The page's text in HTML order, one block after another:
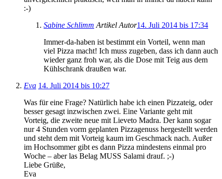
:-)
Sabine Schlimm Artikel Autor14. Juli 2014 bis 17:34
Immer-da-haben ist bestimmt ein Vorteil, wenn man
viel Pizza macht! Ich muss zugeben, dass ich dann auch
wieder ganz froh war, als die Dose mit Teig aus dem
Kühlschrank draußen war.
Eva 14. Juli 2014 bis 10:27
Was für eine Frage? Natürlich habe ich einen Pizzateig, oder
besser gesagt inzwischen zwei. Eine Variante geht mit
Vorteig, die zweite neue mit Lieveto Madra. Der kann sogar
nur 4 Stunden vorm geplanten Pizzagenuss hergestellt werden
und steht dem mit Vorteig kaum im Geschmack nach. Außer
im Hochsommer gibt es dann Pizza mindestens einmal pro
Woche – aber las Belag MUSS Salami drauf. ;-)
Liebe Grüße,
Eva